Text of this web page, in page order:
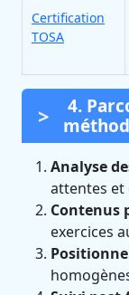
Certification
TOSA
4.
Analyse
attentes et
Contenus
exercices